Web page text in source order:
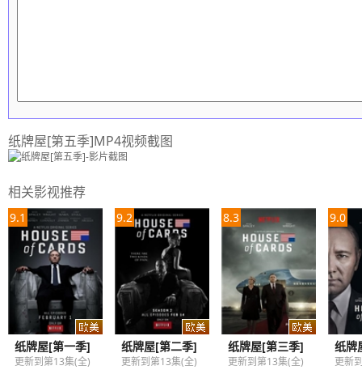
纸牌屋[第五季]MP4视频截图
相关影视推荐
9.1
纸牌屋[第一季]
更新到第13集(全)
9.2
纸牌屋[第二季]
更新到第13集(全)
8.3
纸牌屋[第三季]
更新到第13集(全)
9.0
纸牌
更新